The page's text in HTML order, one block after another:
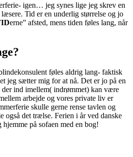
igen… jeg synes lige jeg skrev en
Tid er en underlig størrelse og jo
erne” afsted, mens tiden føles lang, når
føles aldrig lang- faktisk
jeg sætter mig for at nå. Det er jo på en
der ind imellem( indrømmet) kan være
arbejde og vores private liv er
skulle gerne rense tavlen og
også det trælse. Ferien i år ved danske
hjemme på sofaen med en bog!